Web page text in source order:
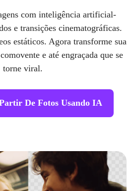
com inteligência artificial-
e transições cinematográficas.
estáticos. Agora transforme sua
e até engraçada que se
torne viral.
De Fotos Usando IA